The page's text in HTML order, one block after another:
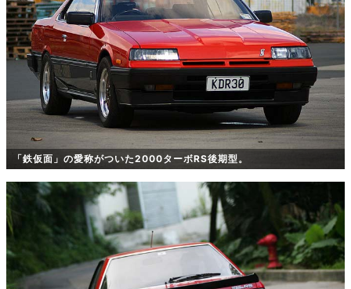
「鉄仮面」の愛称がついた2000ターボRS後期型。